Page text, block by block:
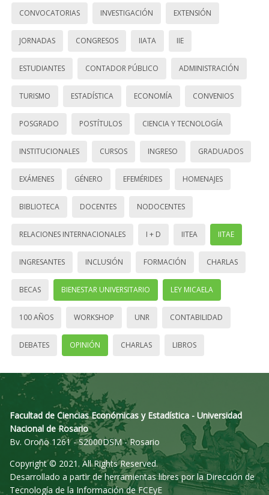
CONVOCATORIAS INVESTIGACIÓN EXTENSIÓN
JORNADAS CONGRESOS IIATA IIE
ESTUDIANTES CONTADOR PÚBLICO ADMINISTRACIÓN
TURISMO ESTADÍSTICA ECONOMÍA CONVENIOS
POSGRADO POSTÍTULOS CIENCIA Y TECNOLOGÍA
INSTITUCIONALES CURSOS INGRESO GRADUADOS
EXÁMENES GÉNERO EFEMÉRIDES HOMENAJES
BIBLIOTECA DOCENTES NODOCENTES
RELACIONES INTERNACIONALES I + D IITEA IITAE
INGRESANTES INCLUSIÓN FORMACIÓN CHARLAS
BECAS BIENESTAR UNIVERSITARIO LEY MICAELA
100 AÑOS WORKSHOP UNR CONTABILIDAD
DEBATES OPINIÓN CHARLAS LIBROS
Facultad de Ciencias Económicas y Estadística - Universidad
Nacional de Rosario
Bv. Oroño 1261 - S2000DSM - Rosario
Copyright © 2021. All Rights Reserved.
Desarrollado a partir de herramientas libres por la Dirección de
Tecnología de la Información de FCEyE